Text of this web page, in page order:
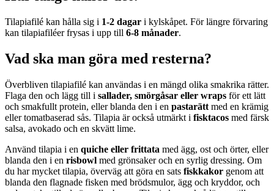
Tilapiafilé kan hålla sig i 1-2 dagar i kylskåpet. För längre förvaring
kan tilapiafiléer frysas i upp till 6-8 månader.
Vad ska man göra med resterna?
Överbliven tilapiafilé kan användas i en mängd olika smakrika rätter.
Flaga den och lägg till i sallader, smörgåsar eller wraps för ett lätt
och smakfullt protein, eller blanda den i en pastarätt med en krämig
eller tomatbaserad sås. Tilapia är också utmärkt i fisktacos med färsk
salsa, avokado och en skvätt lime.
Använd tilapia i en quiche eller frittata med ägg, ost och örter, eller
blanda den i en risbowl med grönsaker och en syrlig dressing. Om
du har mycket tilapia, överväg att göra en sats fiskkakor genom att
blanda den flagnade fisken med brödsmulor, ägg och kryddor, och